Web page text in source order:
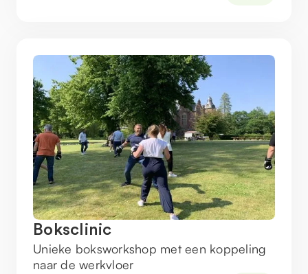
Boksclinic
Unieke boksworkshop met een koppeling
naar de werkvloer